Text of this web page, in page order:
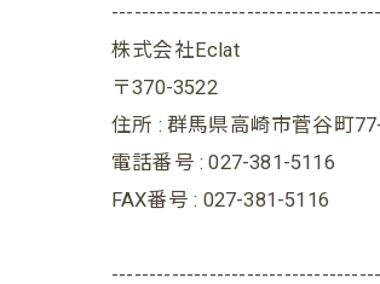
株式会社Eclat
〒370-3522
住所 : 群馬県高崎市菅谷町
電話番号 : 027-381-5116
FAX番号 : 027-381-5116